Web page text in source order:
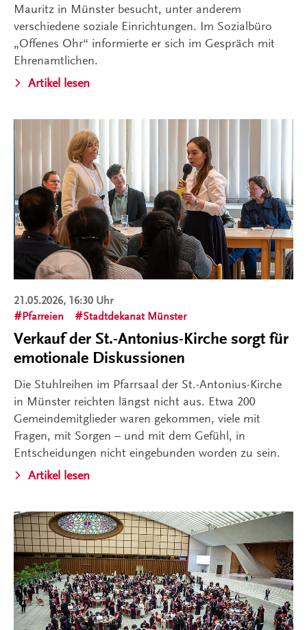
Mauritz in Münster besucht, unter anderem
verschiedene soziale Einrichtungen. Im Sozialbüro
„Offenes Ohr“ informierte er sich im Gespräch mit
Ehrenamtlichen.
Artikel lesen
21.05.2026, 16:30 Uhr
Pfarreien
Stadtdekanat Münster
Verkauf der St.-Antonius-Kirche sorgt für
emotionale Diskussionen
Die Stuhlreihen im Pfarrsaal der St.-Antonius-Kirche
in Münster reichten längst nicht aus. Etwa 200
Gemeindemitglieder waren gekommen, viele mit
Fragen, mit Sorgen – und mit dem Gefühl, in
Entscheidungen nicht eingebunden worden zu sein.
Artikel lesen